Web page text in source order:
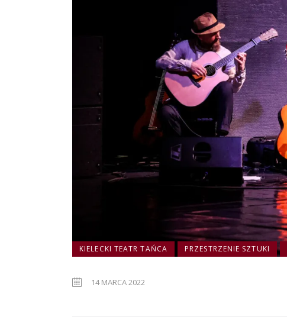
KIELECKI TEATR TAŃCA PRZESTRZENIE SZTUKI
14 MARCA 2022